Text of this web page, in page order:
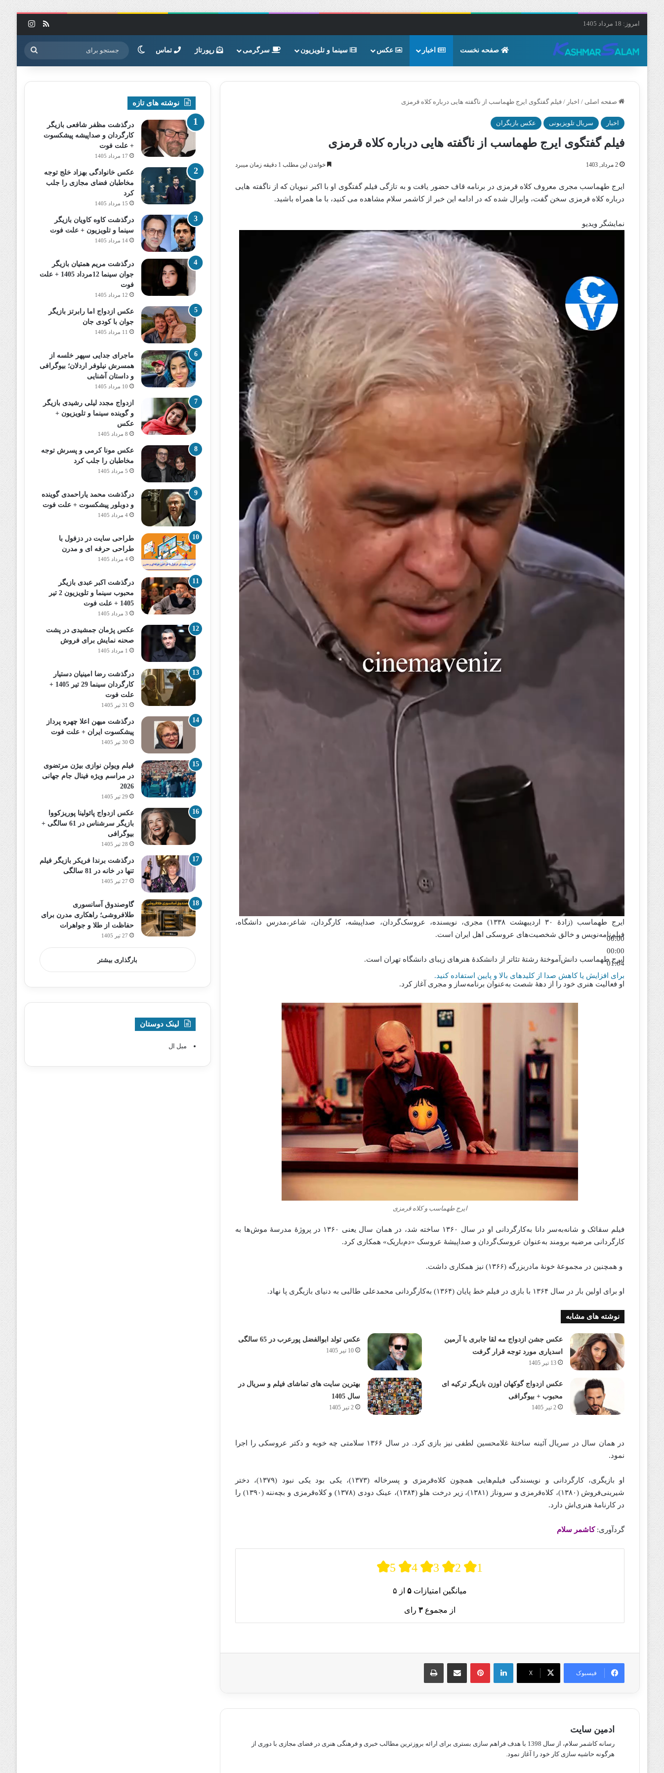
امروز: 18 مرداد 1405 خوراک
صفحه نخست اخبار عکس سینما و تلویزیون سرگرمی رپورتاژ تماس تغییر پوسته جستجو
برای
صفحه اصلی / اخبار / فیلم گفتگوی ایرج طهماسب از ناگفته هایی درباره کلاه قرمزی
اخبار سریال تلویزیونی عکس بازیگران
فیلم گفتگوی ایرج طهماسب از ناگفته هایی درباره کلاه قرمزی
2 مرداد, 1403 خواندن این مطلب 1 دقیقه زمان میبرد
ایرج طهماسب مجری معروف کلاه قرمزی در برنامه قاف حضور یافت و به تازگی فیلم گفتگوی او با اکبر نبویان که از ناگفته هایی
درباره کلاه قرمزی سخن گفت، وایرال شده که در ادامه این خبر از کاشمر سلام مشاهده می کنید، با ما همراه باشید.
نمایشگر ویدیو
00:00
00:00
01:04
برای افزایش یا کاهش صدا از کلیدهای بالا و پایین استفاده کنید.
ایرج طهماسب (زادهٔ ۳۰ اردیبهشت ۱۳۳۸) مجری، نویسنده، عروسک‌گردان، صداپیشه، کارگردان، شاعر،مدرس دانشگاه،
فیلم‌نامه‌نویس و خالق شخصیت‌های عروسکی اهل ایران است.
‌ایرج طهماسب دانش‌آموختهٔ رشتهٔ تئاتر از دانشکدهٔ هنرهای زیبای دانشگاه تهران است.
او فعالیت هنری خود را از دههٔ شصت به‌عنوان برنامه‌ساز و مجری آغاز کرد.
ایرج طهماسب و کلاه قرمزی
فیلم سقائک و شانه‌به‌سر دانا به‌کارگردانی او در سال ۱۳۶۰ ساخته‌ شد، در همان سال یعنی ۱۳۶۰ در پروژهٔ مدرسهٔ موش‌ها به
کارگردانی مرضیه برومند به‌عنوان عروسک‌گردان و صداپیشهٔ عروسک «دم‌باریک» همکاری کرد.
و همچنین در مجموعهٔ خونهٔ مادربزرگه (۱۳۶۶) نیز همکاری داشت.
او برای اولین بار در سال ۱۳۶۴ با بازی در فیلم خط پایان (۱۳۶۴) به‌کارگردانی محمدعلی طالبی به دنیای بازیگری پا نهاد.
نوشته های مشابه
عکس جشن ازدواج مه لقا جابری با آرمین
اسدیاری مورد توجه قرار گرفت
13 تیر 1405
عکس تولد ابوالفضل پورعرب در 65 سالگی
10 تیر 1405
عکس ازدواج گوکهان اوزن بازیگر ترکیه ای
محبوب + بیوگرافی
2 تیر 1405
بهترین سایت های تماشای فیلم و سریال در
سال 1405
2 تیر 1405
در همان سال در سریال آئینه ساختهٔ غلامحسین لطفی نیز بازی کرد. در سال ۱۳۶۶ سلامتی چه خوبه و دکتر عروسکی را اجرا
نمود.
او بازیگری، کارگردانی و نویسندگی فیلم‌هایی همچون کلاه‌قرمزی و پسرخاله (۱۳۷۳)، یکی بود یکی نبود (۱۳۷۹)، دختر
شیرینی‌فروش (۱۳۸۰)، کلاه‌قرمزی و سروناز (۱۳۸۱)، زیر درخت هلو (۱۳۸۴)، عینک دودی (۱۳۷۸) و کلاه‌قرمزی و بچه‌ننه (۱۳۹۰) را
در کارنامهٔ هنری‌اش دارد.
گردآوری:کاشمر سلام
5 4 3 2 1
میانگین امتیازات ۵ از ۵
از مجموع ۳ رای
فیسبوک X
لینکدین پینترستاشتراک گذاری از طریق ایمیل چاپ
ادمین سایت
رسانه کاشمر سلام، از سال 1398 با هدف فراهم سازی بستری برای ارائه بروزترین مطالب خبری و فرهنگی هنری در فضای مجازی با دوری از
هرگونه حاشیه سازی کار خود را آغاز نمود.
نوشته های تازه
درگذشت مظفر شافعی بازیگر
کارگردان و صداپیشه پیشکسوت
+ علت فوت
17 مرداد 1405
عکس خانوادگی بهزاد خلج توجه
مخاطبان فضای مجازی را جلب
کرد
15 مرداد 1405
درگذشت کاوه کاویان بازیگر
سینما و تلویزیون + علت فوت
14 مرداد 1405
درگذشت مریم همتیان بازیگر
جوان سینما 12مرداد 1405 + علت
فوت
12 مرداد 1405
عکس ازدواج اما رابرتز بازیگر
جوان با کودی جان
11 مرداد 1405
ماجرای جدایی سپهر خلسه از
همسرش نیلوفر اردلان؛ بیوگرافی
و داستان آشنایی
10 مرداد 1405
ازدواج مجدد لیلی رشیدی بازیگر
و گوینده سینما و تلویزیون +
عکس
8 مرداد 1405
عکس مونا کرمی و پسرش توجه
مخاطبان را جلب کرد
5 مرداد 1405
درگذشت محمد یاراحمدی گوینده
و دوبلور پیشکسوت + علت فوت
4 مرداد 1405
طراحی سایت در دزفول با
طراحی حرفه‌ ای و مدرن
4 مرداد 1405
درگذشت اکبر عبدی بازیگر
محبوب سینما و تلویزیون 2 تیر
1405 + علت فوت
3 مرداد 1405
عکس پژمان جمشیدی در پشت
صحنه نمایش برای فروش
1 مرداد 1405
درگذشت رضا امینیان دستیار
کارگردان سینما 29 تیر 1405 +
علت فوت
31 تیر 1405
درگذشت میهن اعلا چهره پرداز
پیشکسوت ایران + علت فوت
30 تیر 1405
فیلم ویولن نوازی بیژن مرتضوی
در مراسم ویژه فینال جام جهانی
2026
29 تیر 1405
عکس ازدواج پائولینا پوریزکووا
بازیگر سرشناس در 61 سالگی +
بیوگرافی
28 تیر 1405
درگذشت برندا فریکر بازیگر فیلم
تنها در خانه در 81 سالگی
27 تیر 1405
گاوصندوق آسانسوری
طلافروشی؛ راهکاری مدرن برای
حفاظت از طلا و جواهرات
27 تیر 1405
بارگذاری بیشتر
لینک دوستان
مبل ال